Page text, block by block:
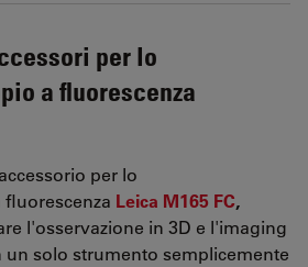
per lo
a fluorescenza
per lo
Leica M165 FC,
l'osservazione in 3D e l'imaging
un solo strumento semplicemente